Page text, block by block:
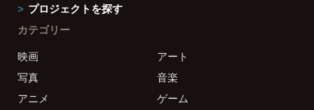
プロジェクトを探す
カテゴリー
映画
アート
写真
音楽
アニメ
ゲーム